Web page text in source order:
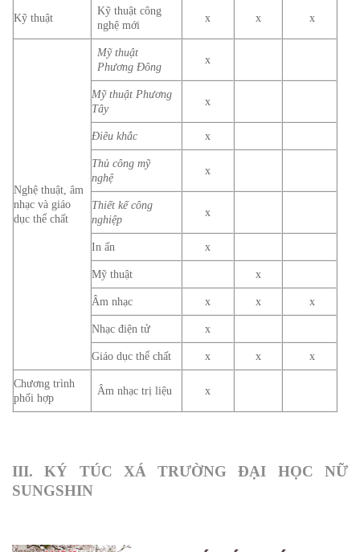
Kỹ thuật
Kỹ thuật công
nghệ mới
x x x
Nghệ thuật, âm
nhạc và giáo
dục thể chất
Mỹ thuật
Phương Đông
x
Mỹ thuật Phương
Tây
x
Điêu khắc x
Thủ công mỹ
nghệ
x
Thiết kế công
nghiệp
x
In ấn x
Mỹ thuật x
Âm nhạc x x x
Nhạc điện tử x
Giáo dục thể chất x x x
Chương trình
phối hợp
Âm nhạc trị liệu x
III. KÝ TÚC XÁ TRƯỜNG ĐẠI HỌC NỮ
SUNGSHIN